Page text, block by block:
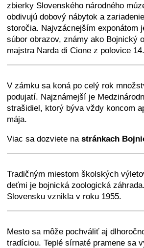
zbierky Slovenského národného
obdivujú dobový nábytok a
storočia. Najvzácnejším exponátom
súbor obrazov, známy ako Bojnický
majstra Narda di Cione z polovice
+ − ⛶
V zámku sa koná po celý rok
podujatí. Najznámejší je
strašidiel, ktorý býva vždy koncom
mája.
Viac sa dozviete na stránkach
+ − ⛶
Tradičným miestom školských
deťmi je bojnická zoologická
Slovensku vznikla v roku 1955.
+ − ⛶
Mesto sa môže pochváliť aj
tradíciou. Teplé sírnaté pramene sa